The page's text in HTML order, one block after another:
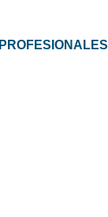
PROFESIONALES